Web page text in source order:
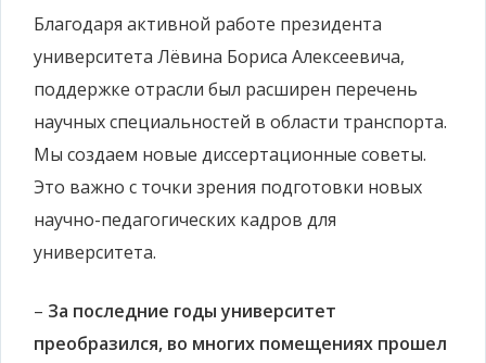
Благодаря активной работе президента
университета Лёвина Бориса Алексеевича,
поддержке отрасли был расширен перечень
научных специальностей в области транспорта.
Мы создаем новые диссертационные советы.
Это важно с точки зрения подготовки новых
научно-педагогических кадров для
университета.
– За последние годы университет
преобразился, во многих помещениях прошел